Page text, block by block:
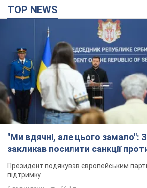
"Ми вдячні, але цього замало":
закликав посилити санкції
Президент подякував європейським
підтримку
6 годин тому 66,1 т.
Україна придбала у Туреччини
ракет і багато іншого
США оприлюднили список
3 години тому